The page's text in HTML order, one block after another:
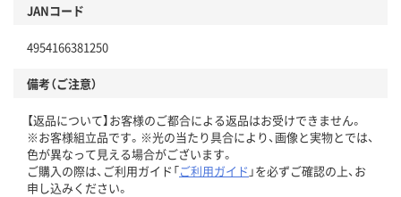
JANコード
4954166381250
備考（ご注意）
【返品について】お客様のご都合による返品はお受けできません。
※お客様組立品です。※光の当たり具合により、画像と実物とでは、
色が異なって見える場合がございます。
ご購入の際は、ご利用ガイド「ご利用ガイド 」を必ずご確認の上、お
申し込みください。